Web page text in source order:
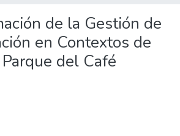
Statistics
de la Gestión de
en Contextos de
del Café